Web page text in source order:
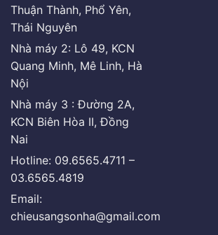
Thuận Thành, Phổ Yên,
Thái Nguyên
Nhà máy 2: Lô 49, KCN
Quang Minh, Mê Linh, Hà
Nội
Nhà máy 3 : Đường 2A,
KCN Biên Hòa II, Đồng
Nai
Hotline: 09.6565.4711 –
03.6565.4819
Email:
chieusangsonha@gmail.com